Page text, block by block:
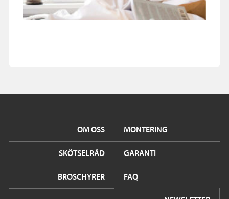
OM OSS MONTERING
SKÖTSELRÅD GARANTI
BROSCHYRER FAQ